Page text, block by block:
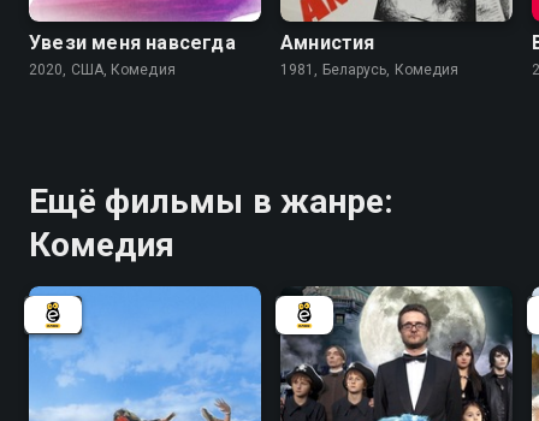
Увези меня навсегда
2020, США, Комедия
Амнистия
1981, Беларусь, Комедия
Ещё фильмы в жанре:
Комедия